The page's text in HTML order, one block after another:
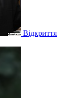
Відкриття